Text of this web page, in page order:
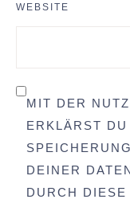
WEBSITE
MIT DER
ERKLÄRST
DEINER
DURCH